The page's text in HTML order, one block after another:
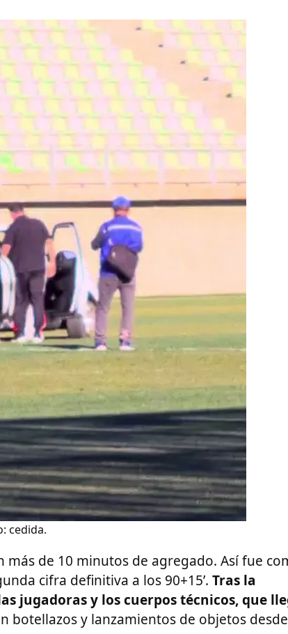
cedida.
de 10 minutos de agregado. Así fue
cifra definitiva a los 90+15’. Tras la
jugadoras y los cuerpos técnicos, que
botellazos y lanzamientos de objetos